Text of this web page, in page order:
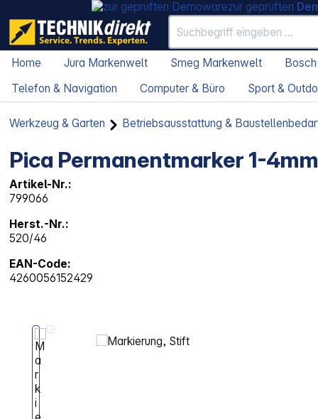
zur geprüften
Home Jura Markenwelt Smeg Markenwelt
Telefon & Navigation
Computer & Büro Sport &
Werkzeug & Garten Betriebsausstattung &
Pica Permanentmarker 1-
Artikel-Nr.:
799066
Herst.-Nr.:
520/46
EAN-Code:
4260056152429
Bildergalerie überspringen